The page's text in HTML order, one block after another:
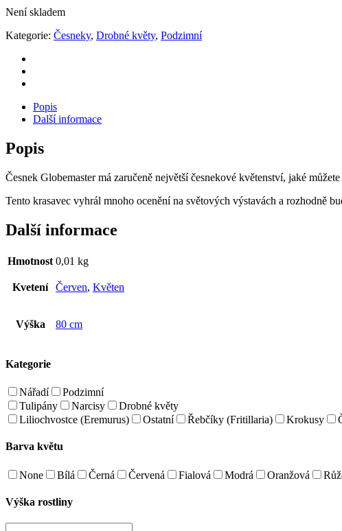
Není skladem
Kategorie: Česneky, Drobné květy, Podzimní
Popis
Další informace
Popis
Česnek Globemaster má zaručeně největší česnekové květenství, jaké
Tento krasavec vyhrál mnoho ocenění na světových výstavách a rozhodně
Další informace
Hmotnost 0,01 kg
Kvetení Červen, Květen
Výška 80 cm
Kategorie
Nářadí
Podzimní
Tulipány
Narcisy
Drobné květy
Liliochvostce (Eremurus)
Ostatní Řebčíky (Fritillaria) Krokusy
Barva květu
None Bílá Černá Červená Fialová Modrá Oranžová
Výška rostliny